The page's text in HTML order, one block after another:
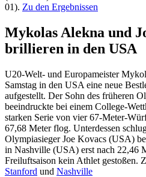
01). Zu den Ergebnissen
Mykolas Alekna und
brillieren in den USA
U20-Welt- und Europameister
Samstag in den USA eine neue
aufgestellt. Der Sohn des früheren
beeindruckte bei einem College-
starken Serie von vier 67-Meter-
67,68 Meter flog. Unterdessen
Olympiasieger Joe Kovacs (USA)
in Nashville (USA) erst nach 22,46
Freiluftsaison kein Athlet gestoßen.
Stanford und Nashville